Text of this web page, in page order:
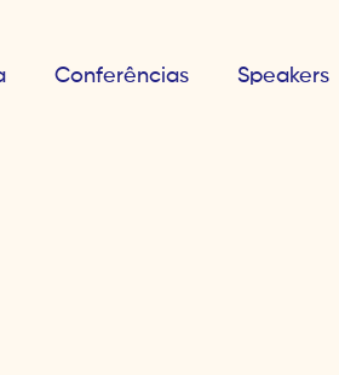
Conferências Speakers